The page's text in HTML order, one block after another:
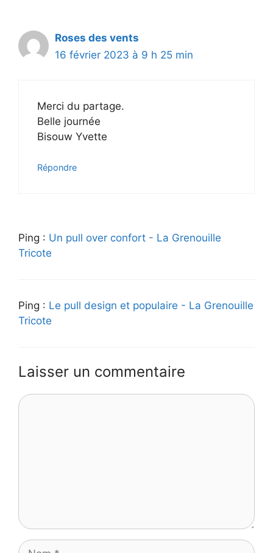
Roses des vents
16 février 2023 à 9 h 25 min
Merci du partage.
Belle journée
Bisouw Yvette
Répondre
Ping : Un pull over confort - La Grenouille
Tricote
Ping : Le pull design et populaire - La Grenouille
Tricote
Laisser un commentaire
Commentaire
Nom